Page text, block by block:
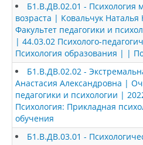
Б1.В.ДВ.02.01 - Психология
возраста | Ковальчук
Факультет педагогики и
| 44.03.02 Психолого-
Психология образования | |
Б1.В.ДВ.02.02 -
Анастасия Александровна |
педагогики и психологии |
Психология: Прикладная
обучения
Б1.В.ДВ.03.01 -